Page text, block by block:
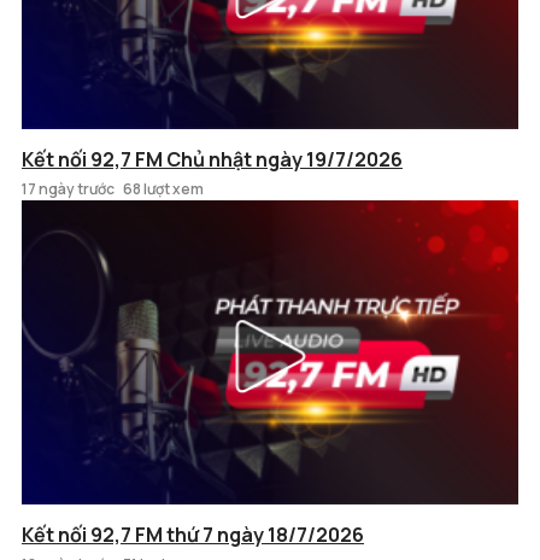
Kết nối 92,7 FM Chủ nhật ngày 19/7/2026
17 ngày trước 68 lượt xem
Kết nối 92,7 FM thứ 7 ngày 18/7/2026